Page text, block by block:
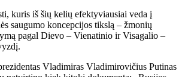
kuris iš šių kelių efektyviausiai veda į
saugumo koncepcijos tikslą – žmonių
pagal Dievo – Vienatinio ir Visagalio –
Vladimiras Vladimirovičius Putinas